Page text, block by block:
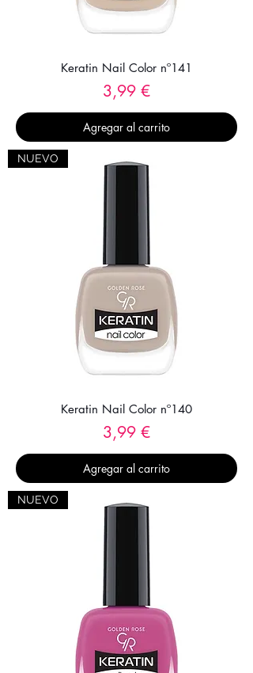
Keratin Nail Color nº141
Precio
3,99 €
Agregar al carrito
NUEVO
Keratin Nail Color nº140
Precio
3,99 €
Agregar al carrito
NUEVO